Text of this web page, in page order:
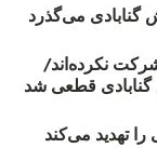
می‌گذرد
شرکت نکرده‌اند/
تهدید می‌کند